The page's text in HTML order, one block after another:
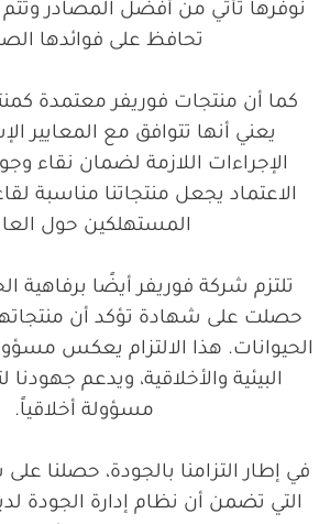
نوفرها تأتي من أفضل المصادر
تحافظ على فوائدها
كما أن منتجات فوريفر معتمدة
يعني أنها تتوافق مع المعايير
الإجراءات اللازمة لضمان نقاء
الاعتماد يجعل منتجاتنا مناسبة
المستهلكين حول
تلتزم شركة فوريفر أيضًا برفاهية
حصلت على شهادة تؤكد أن
الحيوانات. هذا الالتزام يعكس
البيئية والأخلاقية، ويدعم
مسؤولة أخلاقياً.
التي تضمن أن نظام إدارة الجودة